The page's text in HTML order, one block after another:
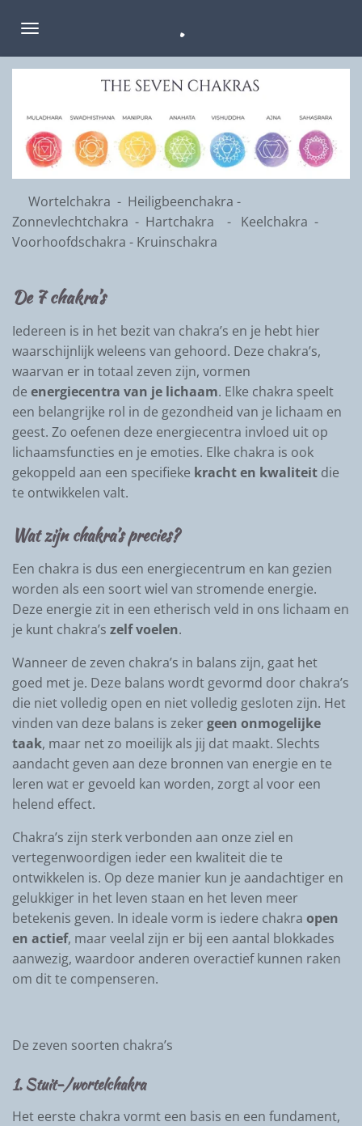
direct
naar
.
Wortelchakra - Heiligbeenchakra -
Zonnevlechtchakra - Hartchakra - Keelchakra -
Voorhoofdschakra - Kruinschakra
De 7 chakra’s
Iedereen is in het bezit van chakra’s en je hebt hier
waarschijnlijk weleens van gehoord. Deze chakra’s,
waarvan er in totaal zeven zijn, vormen
de energiecentra van je lichaam. Elke chakra speelt
een belangrijke rol in de gezondheid van je lichaam en
geest. Zo oefenen deze energiecentra invloed uit op
lichaamsfuncties en je emoties. Elke chakra is ook
gekoppeld aan een specifieke kracht en kwaliteit die
te ontwikkelen valt.
Wat zijn chakra’s precies?
Een chakra is dus een energiecentrum en kan gezien
worden als een soort wiel van stromende energie.
Deze energie zit in een etherisch veld in ons lichaam en
je kunt chakra’s zelf voelen.
Wanneer de zeven chakra’s in balans zijn, gaat het
goed met je. Deze balans wordt gevormd door chakra’s
die niet volledig open en niet volledig gesloten zijn. Het
vinden van deze balans is zekergeen onmogelijke
taak, maar net zo moeilijk als jij dat maakt. Slechts
aandacht geven aan deze bronnen van energie en te
leren wat er gevoeld kan worden, zorgt al voor een
helend effect.
Chakra’s zijn sterk verbonden aan onze ziel en
vertegenwoordigen ieder een kwaliteit die te
ontwikkelen is. Op deze manier kun je aandachtiger en
gelukkiger in het leven staan en het leven meer
betekenis geven. In ideale vorm is iedere chakra open
en actief, maar veelal zijn er bij een aantal blokkades
aanwezig, waardoor anderen overactief kunnen raken
om dit te compenseren.
De zeven soorten chakra’s
1. Stuit-/wortelchakra
Het eerste chakra vormt een basis en een fundament,